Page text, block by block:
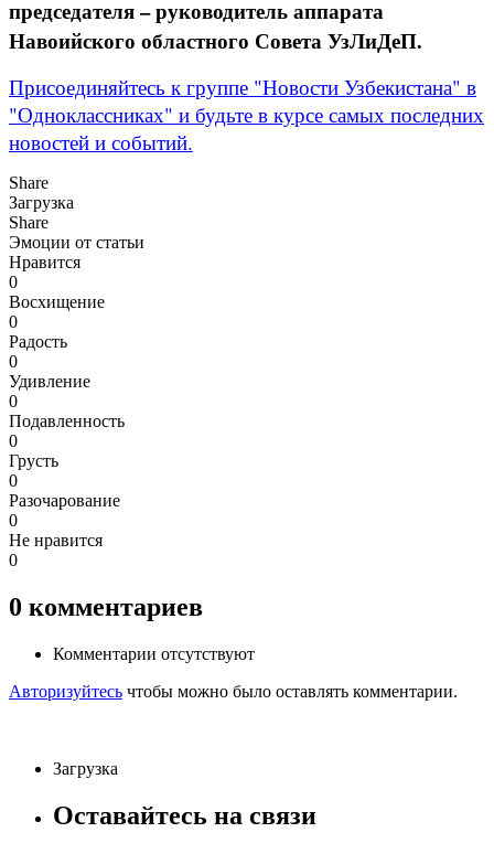
председателя – руководитель аппарата
Навоийского областного Совета УзЛиДеП.
Присоединяйтесь к группе "Новости Узбекистана" в
"Одноклассниках" и будьте в курсе самых последних
новостей и событий.
Share
Загрузка
Share
Эмоции от статьи
Нравится
0
Восхищение
0
Радость
0
Удивление
0
Подавленность
0
Грусть
0
Разочарование
0
Не нравится
0
0 комментариев
Комментарии отсутствуют
Авторизуйтесь чтобы можно было оставлять комментарии.
Загрузка
Оставайтесь на связи